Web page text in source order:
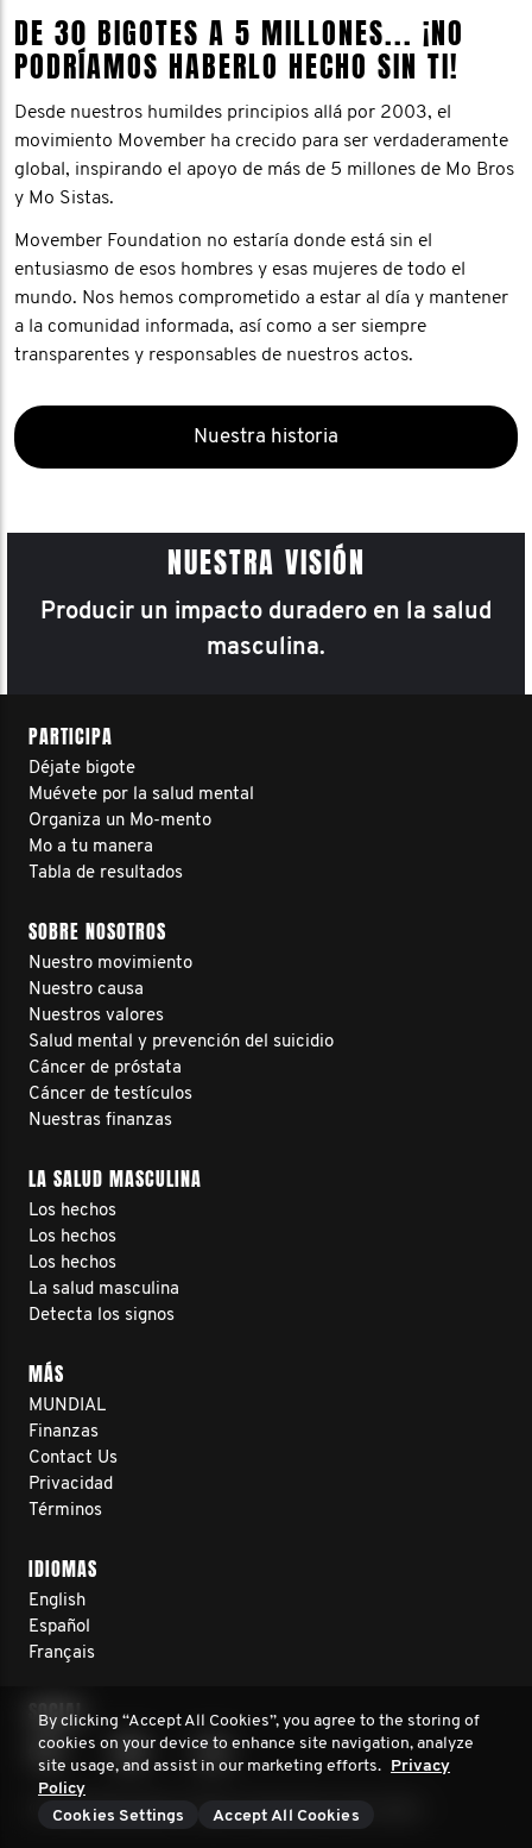
DE 30 BIGOTES A 5 MILLONES... ¡NO
PODRÍAMOS HABERLO HECHO SIN TI!
Desde nuestros humildes principios allá por 2003, el
movimiento Movember ha crecido para ser verdaderamente
global, inspirando el apoyo de más de 5 millones de Mo Bros
y Mo Sistas.
Movember Foundation no estaría donde está sin el
entusiasmo de esos hombres y esas mujeres de todo el
mundo. Nos hemos comprometido a estar al día y mantener
a la comunidad informada, así como a ser siempre
transparentes y responsables de nuestros actos.
Nuestra historia
NUESTRA VISIÓN
Producir un impacto duradero en la salud
masculina.
PARTICIPA
Déjate bigote
Muévete por la salud mental
Organiza un Mo-mento
Mo a tu manera
Tabla de resultados
SOBRE NOSOTROS
Nuestro movimiento
Nuestro causa
Nuestros valores
Salud mental y prevención del suicidio
Cáncer de próstata
Cáncer de testículos
Nuestras finanzas
LA SALUD MASCULINA
Los hechos
Los hechos
Los hechos
La salud masculina
Detecta los signos
MÁS
MUNDIAL
Finanzas
Contact Us
Privacidad
Términos
IDIOMAS
English
Español
Français
SOCIAL
© 2026 Movember. Todos los derechos reservados
By clicking “Accept All Cookies”, you agree to the storing of
cookies on your device to enhance site navigation, analyze
site usage, and assist in our marketing efforts. Privacy
Policy
Cookies Settings
Accept All Cookies